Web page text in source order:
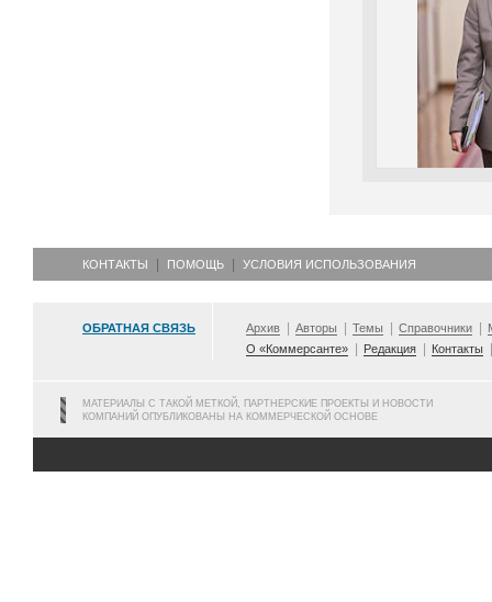
КОНТАКТЫ ПОМОЩЬ УСЛОВИЯ ИСПОЛЬЗОВАНИЯ
ОБРАТНАЯ СВЯЗЬ Архив Авторы Темы Справочники
О «Коммерсанте»
Редакция Контакты
МАТЕРИАЛЫ С ТАКОЙ МЕТКОЙ, ПАРТНЕРСКИЕ ПРОЕКТЫ И НОВОСТИ
КОМПАНИЙ ОПУБЛИКОВАНЫ НА КОММЕРЧЕСКОЙ ОСНОВЕ